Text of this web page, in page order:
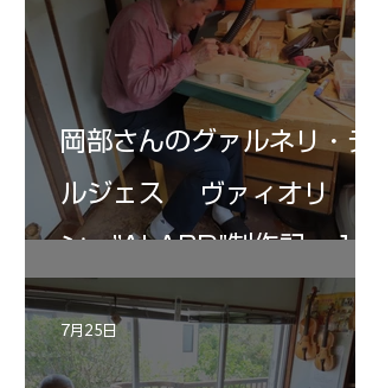
岡部さんのグァルネリ・デ
ルジェス ヴァィオリ
ン ”ALARD"制作記 １2
7月25日